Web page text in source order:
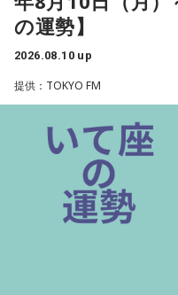
よく活動できるようにしま
■監修者プロフィール：夏
リピーターも多く、心の琴
術」など数多くのコンテン
Webサイト：https://
オンライン占いセレーネ：
の運勢】
2026.08.10 up
提供：TOKYO FM